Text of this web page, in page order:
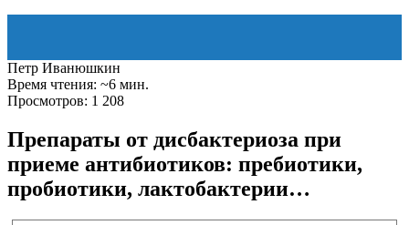
Петр Иванюшкин
Время чтения: ~6 мин.
Просмотров: 1 208
Препараты от дисбактериоза при
приеме антибиотиков: пребиотики,
пробиотики, лактобактерии…